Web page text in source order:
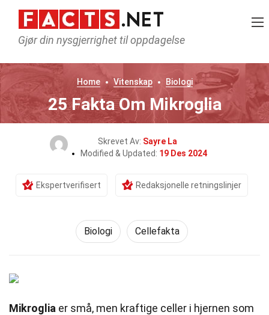
Gjør din nysgjerrighet til oppdagelse
Home Vitenskap Biologi
25 Fakta Om Mikroglia
Skrevet Av: Sayre La
Modified & Updated: 19 Des 2024
Ekspertverifisert Redaksjonelle retningslinjer
Biologi Cellefakta
Mikroglia er små, men kraftige celler i hjernen som